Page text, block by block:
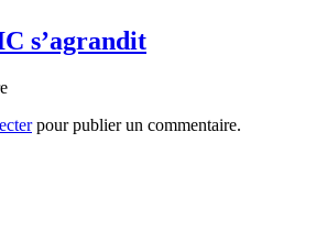
s’agrandit
pour publier un commentaire.